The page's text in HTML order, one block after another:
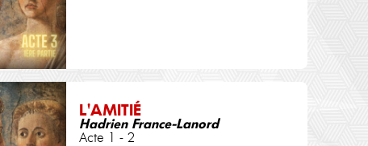
L'AMITIÉ
Hadrien France-Lanord
Acte 1 - 2